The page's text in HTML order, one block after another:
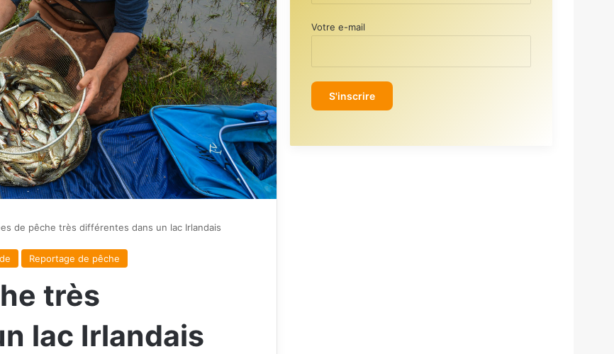
de pêche très différentes dans un lac Irlandais
Reportage de pêche
très
lac Irlandais
Votre e-mail